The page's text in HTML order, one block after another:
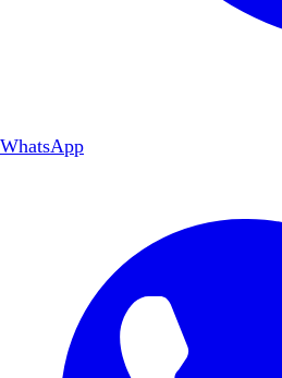
WhatsApp